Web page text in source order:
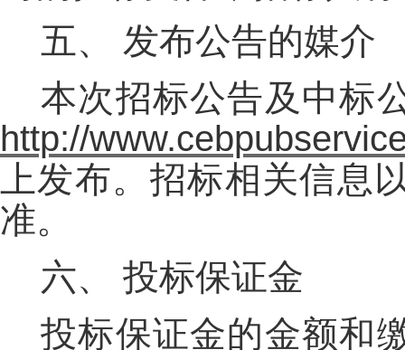
五、 发布公告的媒介
本次招标公告及中标
http://
上发布。招标相关信息
准。
六、 投标保证金
投标保证金的金额和